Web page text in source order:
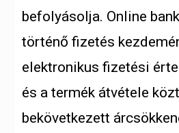
befolyásolja. Online
történő fizetés
elektronikus fizetési
és a termék átvétele
bekövetkezett